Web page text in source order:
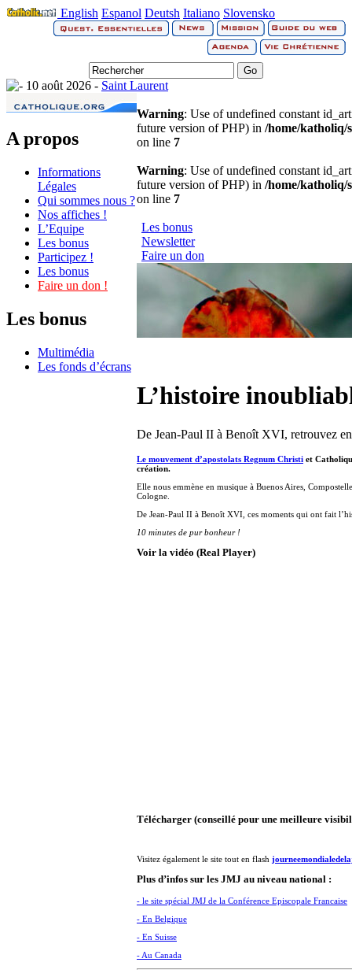
English Espanol Deutsh Italiano Slovensko
10 août 2026 - Saint Laurent
A propos
Informations
Légales
Qui sommes nous ?
Nos affiches !
L’Equipe
Les bonus
Participez !
Les bonus
Faire un don !
Les bonus
Multimédia
Les fonds d’écrans
Warning: Use of undefined constant
future version of PHP) in /home/katholiq/
on line 7
Warning: Use of undefined constant
future version of PHP) in /home/katholiq/
on line 7
Les bonus
Newsletter
Faire un don
L’histoire
De Jean-Paul II à Benoît XVI, retrouvez
Le mouvement d’apostolats Regnum Christi et
création.
Elle nous emmène en musique à Buenos Aires,
Cologne.
De Jean-Paul II à Benoît XVI, ces moments qui ont fait
10 minutes de pur bonheur !
Voir la vidéo (Real Player)
Télécharger (conseillé pour une meilleure
Visitez également le site tout en flash
Plus d’infos sur les JMJ au niveau national :
- le site spécial JMJ de la Conférence Episcopale Francaise
- En Belgique
- En Suisse
- Au Canada